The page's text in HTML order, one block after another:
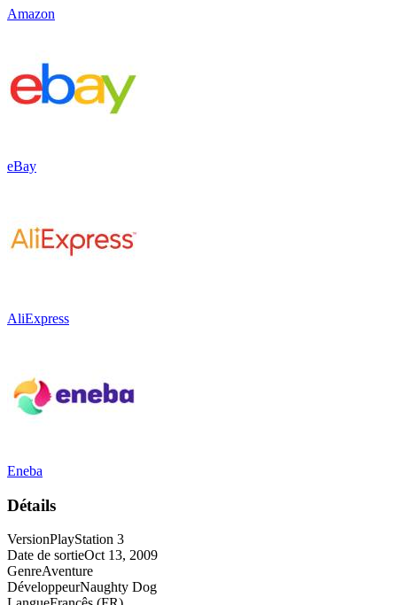
Amazon
eBay
AliExpress
Eneba
Détails
VersionPlayStation 3
Date de sortieOct 13, 2009
GenreAventure
DéveloppeurNaughty Dog